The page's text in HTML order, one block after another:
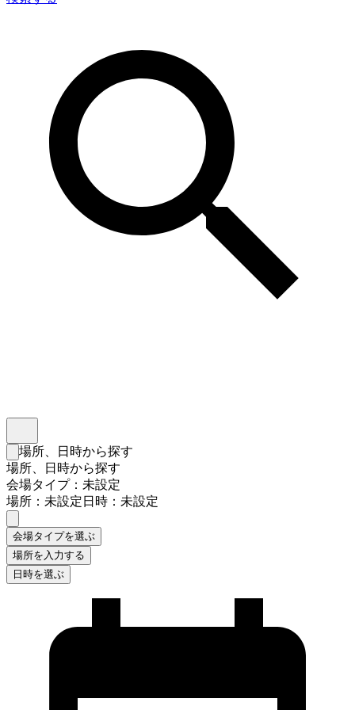
検索フォームを閉じる
場所、日時から探す
場所、日時から探す
会場タイプ：未設定
場所：未設定日時：未設定
会場タイプを選ぶ
場所を入力する
日時を選ぶ